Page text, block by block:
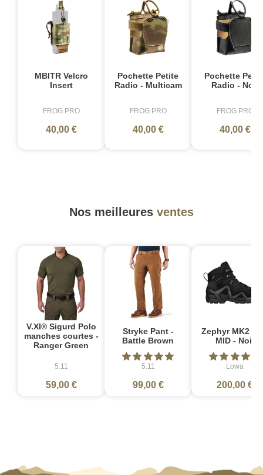
MBITR Velcro
Insert
FROG.PRO
40,00 €
Pochette Petite
Radio - Multicam
FROG.PRO
40,00 €
Pochette
Radio - Noir
FROG.PRO
40,00 €
Nos meilleures ventes
V.XI® Sigurd Polo
manches courtes -
Ranger Green
5.11
59,00 €
Stryke Pant -
Battle Brown
5.11
99,00 €
Zephyr MK2
MID - Noir
Lowa
200,00 €